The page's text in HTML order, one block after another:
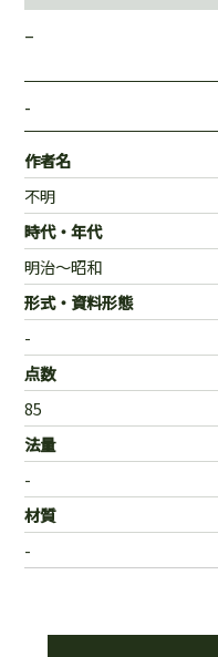
–
-
作者名
不明
時代・年代
明治～昭和
形式・資料形態
-
点数
85
法量
-
材質
-